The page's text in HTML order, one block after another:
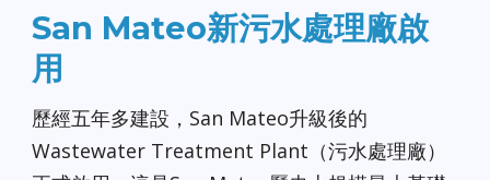
San Mateo新污水處理廠啟
用
歷經五年多建設，San Mateo升級後的
Wastewater Treatment Plant（污水處理廠）